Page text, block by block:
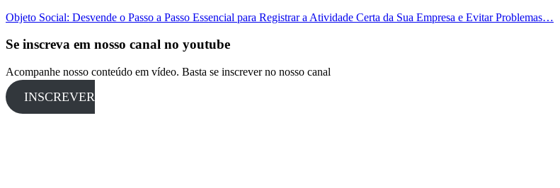
Objeto Social: Desvende o Passo a Passo Essencial para Registrar a Atividade Certa da Sua Empresa e Evitar Problemas…
Se inscreva em nosso canal no youtube
Acompanhe nosso conteúdo em vídeo. Basta se inscrever no nosso canal
INSCREVER